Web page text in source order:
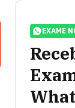
EXAME